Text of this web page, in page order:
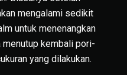
mengalami sedikit
untuk menenangkan
kembali pori-
yang dilakukan.